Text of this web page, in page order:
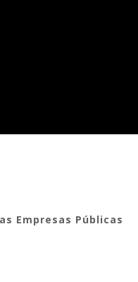
Empresas Públicas